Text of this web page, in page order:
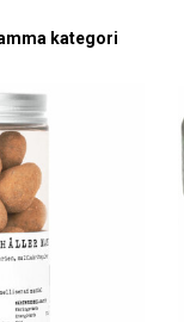
kategori